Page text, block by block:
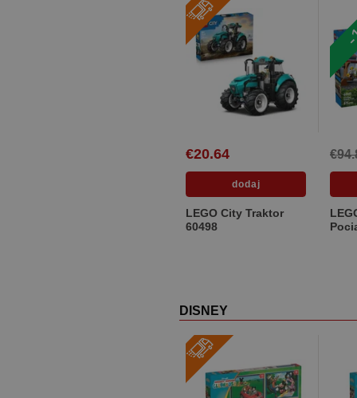
€20.64
LEGO City Traktor
60498
-
DISNEY